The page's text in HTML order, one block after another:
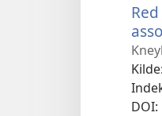
Kilde
DOI‎: